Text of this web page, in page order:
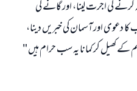
كى اجرت لينا، اور گانے كى
كا دعوى اور آسمان كى خبريں دينا،
كے كھيل كر كمانا يہ سب حرام ہيں "